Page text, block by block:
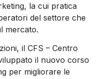
la cui pratica
del settore che
mercato.
il CFS – Centro
il nuovo corso
per migliorare le